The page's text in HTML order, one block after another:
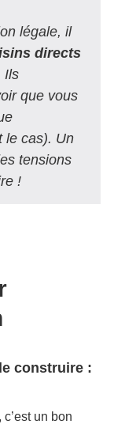
légale, il
directs
Ils
que vous
le cas). Un
tensions
!
construire :
, c’est un bon